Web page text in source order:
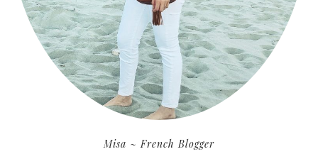
Misa ~ French Blogger